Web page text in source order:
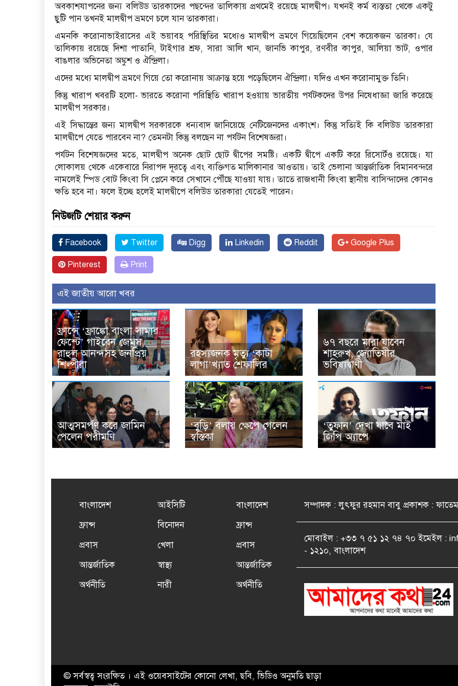
অবকাশযাপনের জন্য বলিউড তারকাদের পছন্দের তালিকায় প্রথমেই রয়েছে মালদ্বীপ। যখনই কর্ম ব্যস্ততা থেকে একটু
ছুটি পান তখনই মালদ্বীপ ভ্রমণে চলে যান তারকারা।
এমনকি করোনাভাইরাসের এই ভয়াবহ পরিস্থিতির মধ্যেও মালদ্বীপ ভ্রমণে গিয়েছিলেন বেশ কয়েকজন তারকা। যে
তালিকায় রয়েছে দিশা পাতানি, টাইগার শ্রফ, সারা আলি খান, জানভি কাপুর, রণবীর কাপুর, আলিয়া ভাট, ওপার
বাঙলার অভিনেতা অঙ্কুশ ও ঐন্দ্রিলা।
এদের মধ্যে মালদ্বীপ ভ্রমণে গিয়ে তো করোনায় আক্রান্ত হয়ে পড়েছিলেন ঐন্দ্রিলা। যদিও এখন করোনামুক্ত তিনি।
কিন্তু খারাপ খবরটি হলো- ভারতে করোনা পরিস্থিতি খারাপ হওয়ায় ভারতীয় পর্যটকদের উপর নিষেধাজ্ঞা জারি করেছে
মালদ্বীপ সরকার।
এই সিদ্ধান্তের জন্য মালদ্বীপ সরকারকে ধন্যবাদ জানিয়েছে নেটিজেনদের একাংশ। কিন্তু সত্যিই কি বলিউড তারকারা
মালদ্বীপে যেতে পারবেন না? তেমনটা কিন্তু বলছেন না পর্যটন বিশেষজ্ঞরা।
পর্যটন বিশেষজ্ঞদের মতে, মালদ্বীপ অনেক ছোট ছোট দ্বীপের সমষ্টি। একটি দ্বীপে একটি করে রিসোর্টও রয়েছে। যা
লোকালয় থেকে একেবারে নিরাপদ দূরত্বে এবং ব্যক্তিগত মালিকানার আওতায়। তাই ভেলানা আন্তর্জাতিক বিমানবন্দরে
নামলেই স্পিড বোট কিংবা সি প্লেনে করে সেখানে পৌঁছে যাওয়া যায়। তাতে রাজধানী কিংবা স্থানীয় বাসিন্দাদের কোনও
ক্ষতি হবে না। ফলে ইচ্ছে হলেই মালদ্বীপে বলিউড তারকারা যেতেই পারেন।
নিউজটি শেয়ার করুন
Facebook Twitter Digg Linkedin Reddit Google Plus
Pinterest Print
এই জাতীয় আরো খবর
ফ্রান্সে ‘ফ্রাঙ্কো বাংলা সামার
ফেস্টে’ গাইবেন জেমস,
রাহুল আনন্দসহ জনপ্রিয়
শিল্পীরা
রহস্যজনক মৃত্যু ‘কাটা
লাগা’খ্যাত শেফালির
৬৭ বছরে মারা যাবেন
শাহরুখ, জ্যোতিষীর
ভবিষ্যদ্বাণী
আত্মসমর্পণ করে জামিন
পেলেন পরীমণি
‘বুড়ি’ বলায় ক্ষেপে গেলেন
স্বস্তিকা
‘তুফান’ দেখা যাবে মাই
জিপি অ্যাপে
বাংলাদেশ
ফ্রান্স
প্রবাস
আন্তর্জাতিক
অর্থনীতি
আইসিটি
বিনোদন
খেলা
স্বাস্থ্য
নারী
বাংলাদেশ
ফ্রান্স
প্রবাস
আন্তর্জাতিক
অর্থনীতি
সম্পাদক : লুৎফুর রহমান বাবু প্রকাশক :
মোবাইল : +৩৩ ৭ ৫১ ১২ ৭৪ ৭০ ইমেইল :
- ১২১০, বাংলাদেশ
© সর্বস্বত্ব সংরক্ষিত । এই ওয়েবসাইটের কোনো লেখা, ছবি, ভিডিও অনুমতি ছাড়া